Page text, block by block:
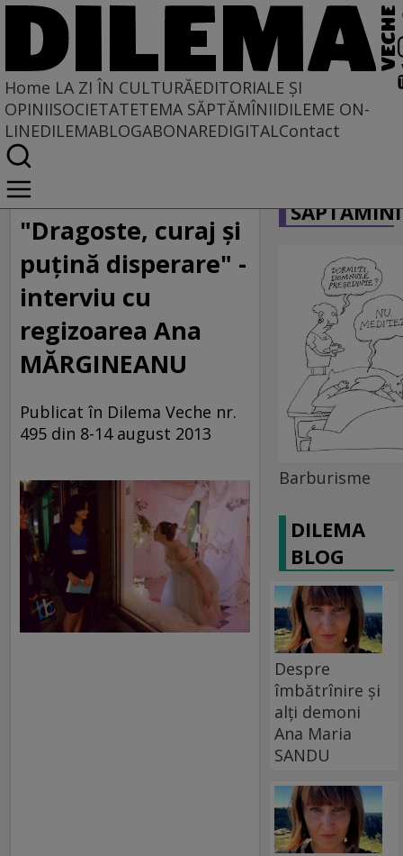
Home LA ZI ÎN CULTURĂEDITORIALE ȘI
OPINIISOCIETATETEMA SĂPTĂMÎNIIDILEME ON-
LINEDILEMABLOGABONAREDIGITALContact
Home
La zi în cultură
"Dragoste, curaj şi
puţină disperare" -
interviu cu
regizoarea Ana
MĂRGINEANU
Publicat în Dilema Veche nr.
495 din 8-14 august 2013
Barburisme
DILEMA
BLOG
Despre
îmbătrînire și
alți demoni
Ana Maria
SANDU